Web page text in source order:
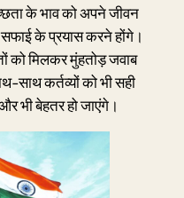
के भाव को अपने जीवन
सफाई के प्रयास करने होंगे।
को मिलकर मुंहतोड़ जवाब
साथ कर्तव्यों को भी सही
भी बेहतर हो जाएंगे।